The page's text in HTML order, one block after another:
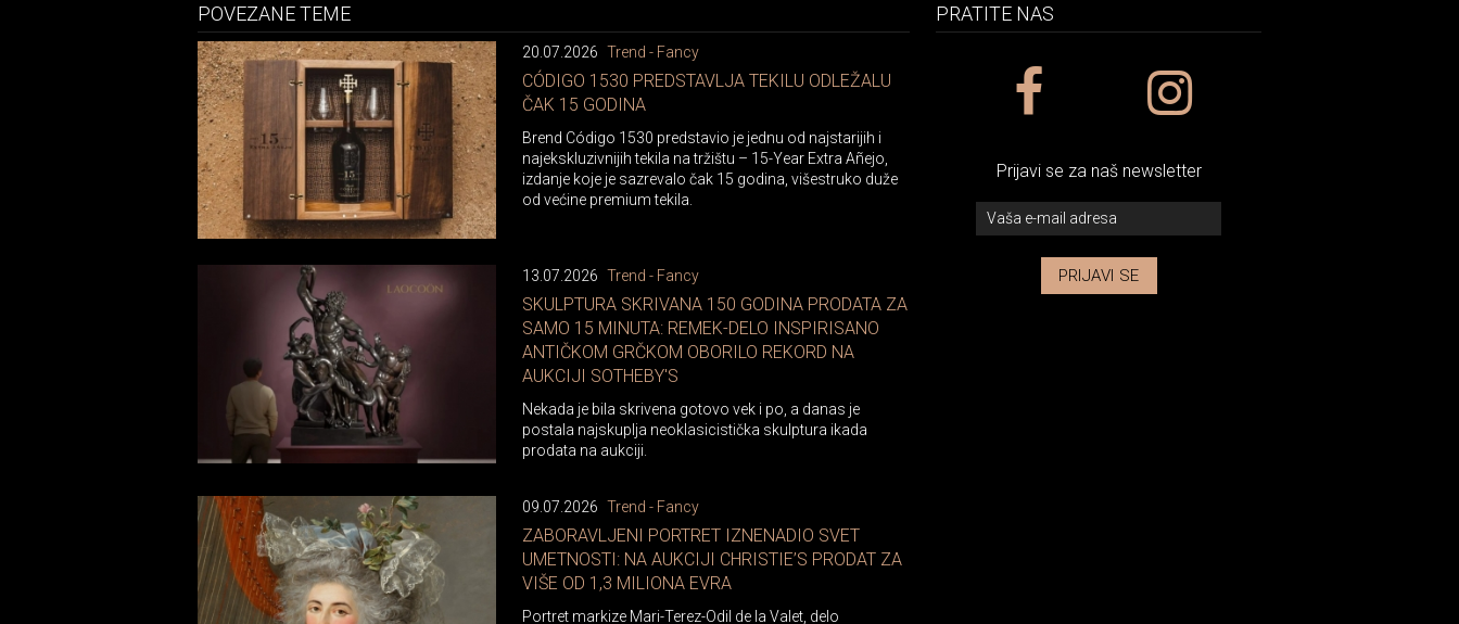
POVEZANE TEME
20.07.2026 Trend - Fancy
CÓDIGO 1530 PREDSTAVLJA TEKILU ODLEŽALU
ČAK 15 GODINA
Brend Código 1530 predstavio je jednu od najstarijih i
najekskluzivnijih tekila na tržištu – 15-Year Extra Añejo,
izdanje koje je sazrevalo čak 15 godina, višestruko duže
od većine premium tekila.
13.07.2026 Trend - Fancy
SKULPTURA SKRIVANA 150 GODINA PRODATA ZA
SAMO 15 MINUTA: REMEK-DELO INSPIRISANO
ANTIČKOM GRČKOM OBORILO REKORD NA
AUKCIJI SOTHEBY'S
Nekada je bila skrivena gotovo vek i po, a danas je
postala najskuplja neoklasicistička skulptura ikada
prodata na aukciji.
09.07.2026 Trend - Fancy
ZABORAVLJENI PORTRET IZNENADIO SVET
UMETNOSTI: NA AUKCIJI CHRISTIE’S PRODAT ZA
VIŠE OD 1,3 MILIONA EVRA
Portret markize Mari-Terez-Odil de la Valet, delo
PRATITE NAS
Prijavi se za naš newsletter
PRIJAVI SE